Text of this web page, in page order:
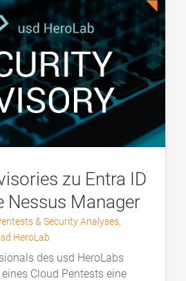
zu Entra ID
Nessus Manager
& Security Analyses,
HeroLab
des usd HeroLabs
Cloud Pentests eine